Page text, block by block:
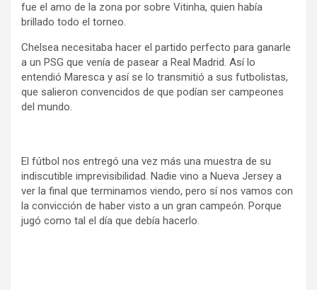
fue el amo de la zona por sobre Vitinha, quien había
brillado todo el torneo.
Chelsea necesitaba hacer el partido perfecto para ganarle
a un PSG que venía de pasear a Real Madrid. Así lo
entendió Maresca y así se lo transmitió a sus futbolistas,
que salieron convencidos de que podían ser campeones
del mundo.
El fútbol nos entregó una vez más una muestra de su
indiscutible imprevisibilidad. Nadie vino a Nueva Jersey a
ver la final que terminamos viendo, pero sí nos vamos con
la convicción de haber visto a un gran campeón. Porque
jugó como tal el día que debía hacerlo.